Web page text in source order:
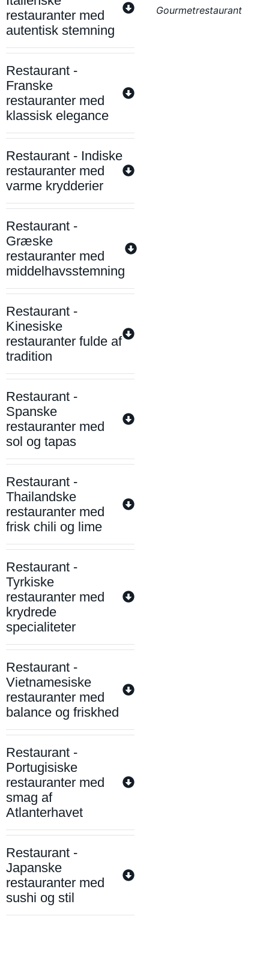
restauranter med
autentisk stemning
Restaurant -
Franske
restauranter med
klassisk elegance
Restaurant - Indiske
restauranter med
varme krydderier
Restaurant -
Græske
restauranter med
middelhavsstemning
Restaurant -
Kinesiske
restauranter fulde af
tradition
Restaurant -
Spanske
restauranter med
sol og tapas
Restaurant -
Thailandske
restauranter med
frisk chili og lime
Restaurant -
Tyrkiske
restauranter med
krydrede
specialiteter
Restaurant -
Vietnamesiske
restauranter med
balance og friskhed
Restaurant -
Portugisiske
restauranter med
smag af
Atlanterhavet
Restaurant -
Japanske
restauranter med
sushi og stil
Gourmetrestaurant